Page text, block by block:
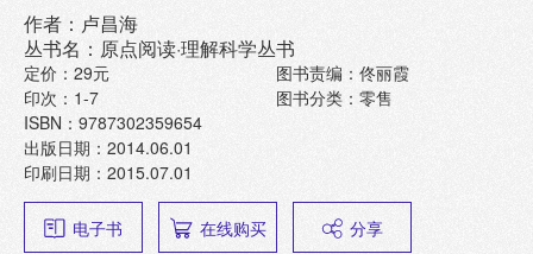
作者：卢昌海
丛书名：原点阅读·理解科学丛书
定价：29元
印次：1-7
ISBN：9787302359654
出版日期：2014.06.01
印刷日期：2015.07.01
图书责编：佟丽霞
图书分类：零售
电子书 在线购买 分享